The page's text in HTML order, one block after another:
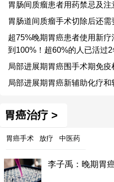
胃肠间质瘤患者用药禁忌及注
胃肠道间质瘤手术切除后还
超75%晚期胃癌患者使用新
到100%！超60%的人已活过2
局部进展期胃癌围手术期免
局部进展期胃癌新辅助化疗
胃癌治疗 >
胃癌手术 放疗 中医药
李子禹：晚期胃